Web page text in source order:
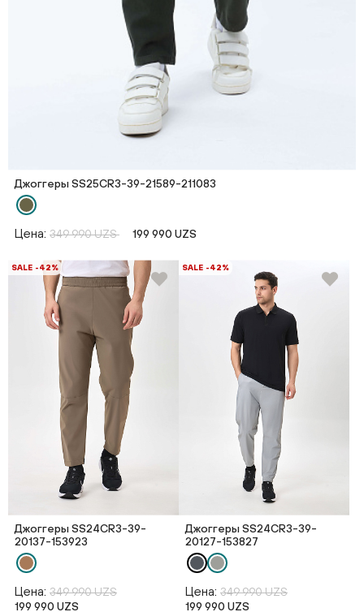
Джоггеры SS25CR3-39-21589-211083
Цена: 349 990 UZS 199 990 UZS
SALE -42%
Джоггеры SS24CR3-39-
20137-153923
Цена: 349 990 UZS
199 990 UZS
SALE -42%
Джоггеры SS24CR3-39-
20127-153827
Цена: 349 990 UZS
199 990 UZS